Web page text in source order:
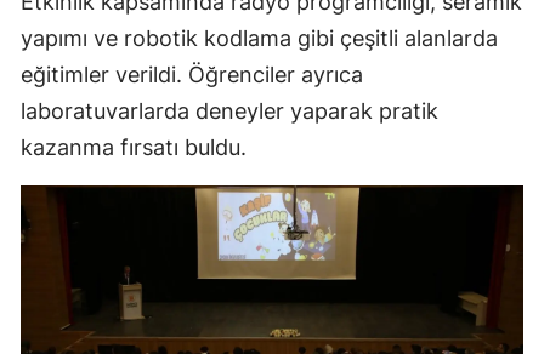
yapımı ve robotik kodlama gibi çeşitli alanlarda
eğitimler verildi. Öğrenciler ayrıca
laboratuvarlarda deneyler yaparak pratik
kazanma fırsatı buldu.